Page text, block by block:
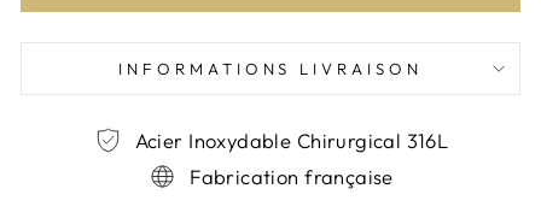
INFORMATIONS LIVRAISON
Acier Inoxydable Chirurgical 316L
Fabrication française